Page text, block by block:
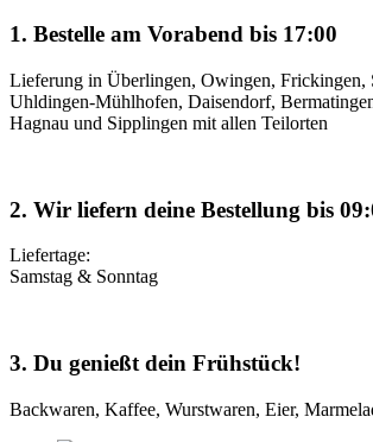
1. Bestelle am Vorabend bis 17:00
Lieferung in Überlingen, Owingen, Frickingen,
Uhldingen-Mühlhofen, Daisendorf,
Hagnau und Sipplingen mit allen Teilorten
2. Wir liefern deine Bestellung bis
Liefertage:
Samstag & Sonntag
3. Du genießt dein Frühstück!
Backwaren, Kaffee, Wurstwaren, Eier,